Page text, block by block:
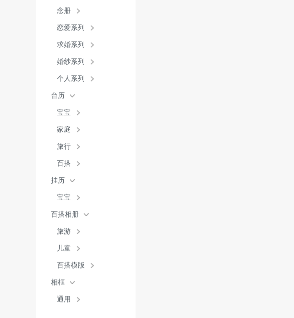
念册
恋爱系列
求婚系列
婚纱系列
个人系列
台历
宝宝
家庭
旅行
百搭
挂历
宝宝
百搭相册
旅游
儿童
百搭模版
相框
通用